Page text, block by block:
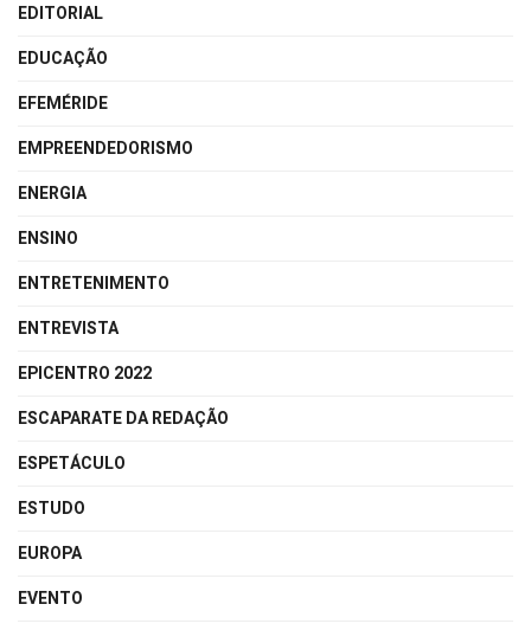
EDITORIAL
EDUCAÇÃO
EFEMÉRIDE
EMPREENDEDORISMO
ENERGIA
ENSINO
ENTRETENIMENTO
ENTREVISTA
EPICENTRO 2022
ESCAPARATE DA REDAÇÃO
ESPETÁCULO
ESTUDO
EUROPA
EVENTO